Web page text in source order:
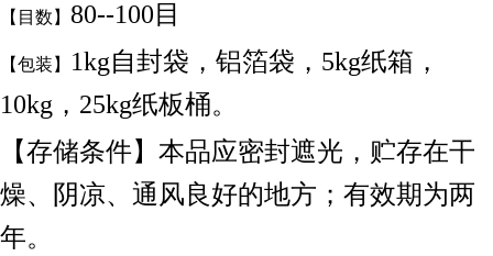
【目数】 80--100目
【包装】
1kg自封袋，铝箔袋，5kg纸箱，
10kg，25kg纸板桶。
【存储条件】本品应密封遮光，贮存在干
燥、阴凉、通风良好的地方；有效期为两
年。